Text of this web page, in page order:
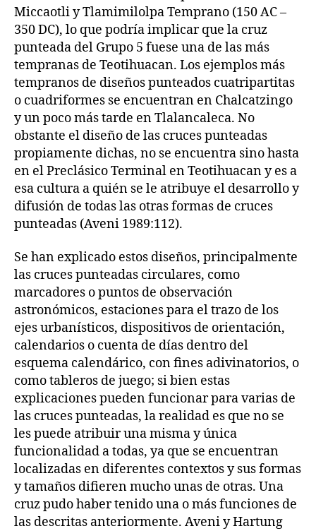
Miccaotli y Tlamimilolpa Temprano (150 AC –
350 DC), lo que podría implicar que la cruz
punteada del Grupo 5 fuese una de las más
tempranas de Teotihuacan. Los ejemplos más
tempranos de diseños punteados cuatripartitas
o cuadriformes se encuentran en Chalcatzingo
y un poco más tarde en Tlalancaleca. No
obstante el diseño de las cruces punteadas
propiamente dichas, no se encuentra sino hasta
en el Preclásico Terminal en Teotihuacan y es a
esa cultura a quién se le atribuye el desarrollo y
difusión de todas las otras formas de cruces
punteadas (Aveni 1989:112).
Se han explicado estos diseños, principalmente
las cruces punteadas circulares, como
marcadores o puntos de observación
astronómicos, estaciones para el trazo de los
ejes urbanísticos, dispositivos de orientación,
calendarios o cuenta de días dentro del
esquema calendárico, con fines adivinatorios, o
como tableros de juego; si bien estas
explicaciones pueden funcionar para varias de
las cruces punteadas, la realidad es que no se
les puede atribuir una misma y única
funcionalidad a todas, ya que se encuentran
localizadas en diferentes contextos y sus formas
y tamaños difieren mucho unas de otras. Una
cruz pudo haber tenido una o más funciones de
las descritas anteriormente. Aveni y Hartung